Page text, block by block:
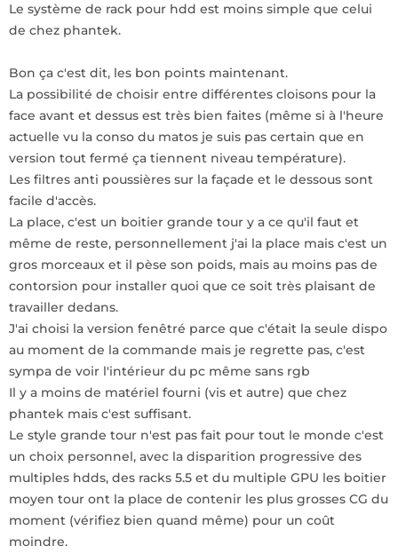
Le système de rack pour hdd est moins simple que celui
de chez phantek.
Bon ça c'est dit, les bon points maintenant.
La possibilité de choisir entre différentes cloisons pour la
face avant et dessus est très bien faites (même si à l'heure
actuelle vu la conso du matos je suis pas certain que en
version tout fermé ça tiennent niveau température).
Les filtres anti poussières sur la façade et le dessous sont
facile d'accès.
La place, c'est un boitier grande tour y a ce qu'il faut et
même de reste, personnellement j'ai la place mais c'est un
gros morceaux et il pèse son poids, mais au moins pas de
contorsion pour installer quoi que ce soit très plaisant de
travailler dedans.
J'ai choisi la version fenêtré parce que c'était la seule dispo
au moment de la commande mais je regrette pas, c'est
sympa de voir l'intérieur du pc même sans rgb
Il y a moins de matériel fourni (vis et autre) que chez
phantek mais c'est suffisant.
Le style grande tour n'est pas fait pour tout le monde c'est
un choix personnel, avec la disparition progressive des
multiples hdds, des racks 5.5 et du multiple GPU les boitier
moyen tour ont la place de contenir les plus grosses CG du
moment (vérifiez bien quand même) pour un coût
moindre.